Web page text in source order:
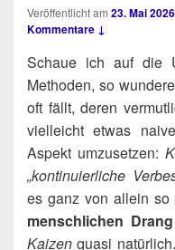
Veröffentlicht am 23. Mai 2026
Kommentare ↓
Schaue ich auf die
Metho­den, so
oft fällt, deren
viel­leicht etwas
Aspekt umzu­set­zen:
„kon­ti­nu­ier­li­che
es ganz von allein
mensch­li­chen
Kai­zen qua­si